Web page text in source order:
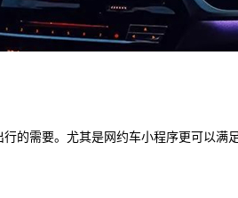
的需要。尤其是网约车小程序更可以满